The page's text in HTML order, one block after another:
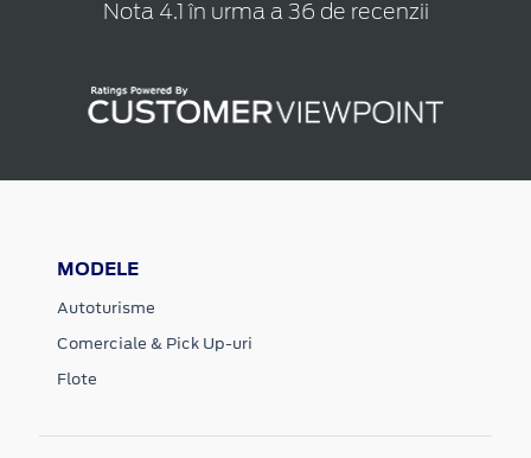
Nota 4.1 în urma a 36 de recenzii
MODELE
Autoturisme
Comerciale & Pick Up-uri
Flote